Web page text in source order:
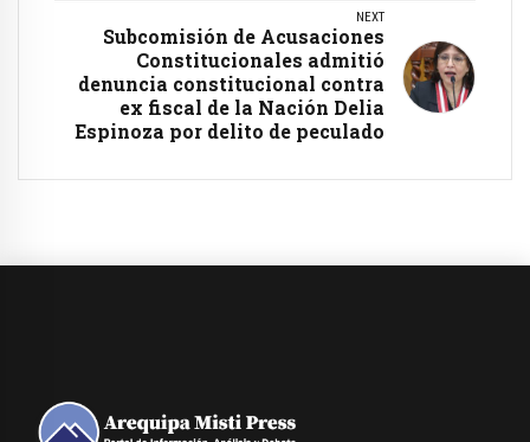
NEXT
Subcomisión de Acusaciones
Constitucionales admitió
denuncia constitucional contra
ex fiscal de la Nación Delia
Espinoza por delito de peculado